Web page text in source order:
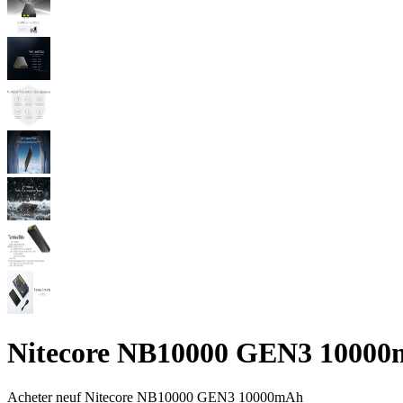
Nitecore NB10000 GEN3
Acheter neuf Nitecore NB10000 GEN3 10000mAh